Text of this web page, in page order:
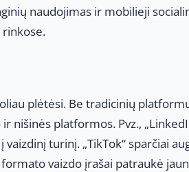
naudojimas ir mobilieji
rinkose.
plėtėsi. Be tradicinių
nišinės platformos. Pvz.,
turinį. „TikTok“ sparčiai
vaizdo įrašai patraukė